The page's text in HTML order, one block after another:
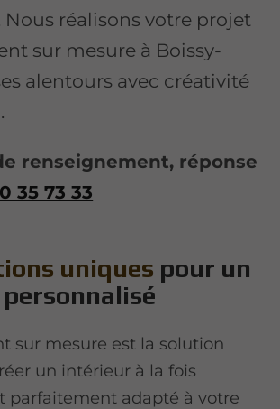
Nous réalisons votre projet
sur mesure à Boissy-
alentours avec créativité
renseignement, réponse
35 73 33
uniques pour un
sur mesure est la solution
un intérieur à la fois
parfaitement adapté à votre